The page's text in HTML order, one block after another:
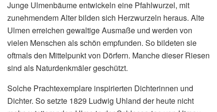
Junge Ulmenbäume entwickeln eine Pfahlwurzel, mit
zunehmendem Alter bilden sich Herzwurzeln heraus. Alte
Ulmen erreichen gewaltige Ausmaße und werden von
vielen Menschen als schön empfunden. So bildeten sie
oftmals den Mittelpunkt von Dörfern. Manche dieser Riesen
sind als Naturdenkmäler geschützt.
Solche Prachtexemplare inspirierten Dichterinnen und
Dichter. So setzte 1829 Ludwig Uhland der heute nicht